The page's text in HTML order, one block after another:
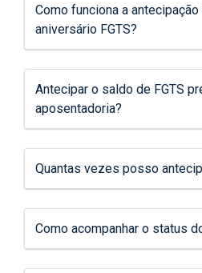
Como funciona a
aniversário FGTS?
Antecipar o saldo de FGTS
aposentadoria?
Quantas vezes posso
Como acompanhar o status